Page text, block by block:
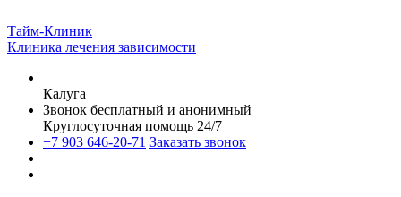
Тайм-Клиник
Клиника лечения зависимости
Калуга
Звонок бесплатный и анонимный
Круглосуточная помощь 24/7
+7 903 646-20-71 Заказать звонок